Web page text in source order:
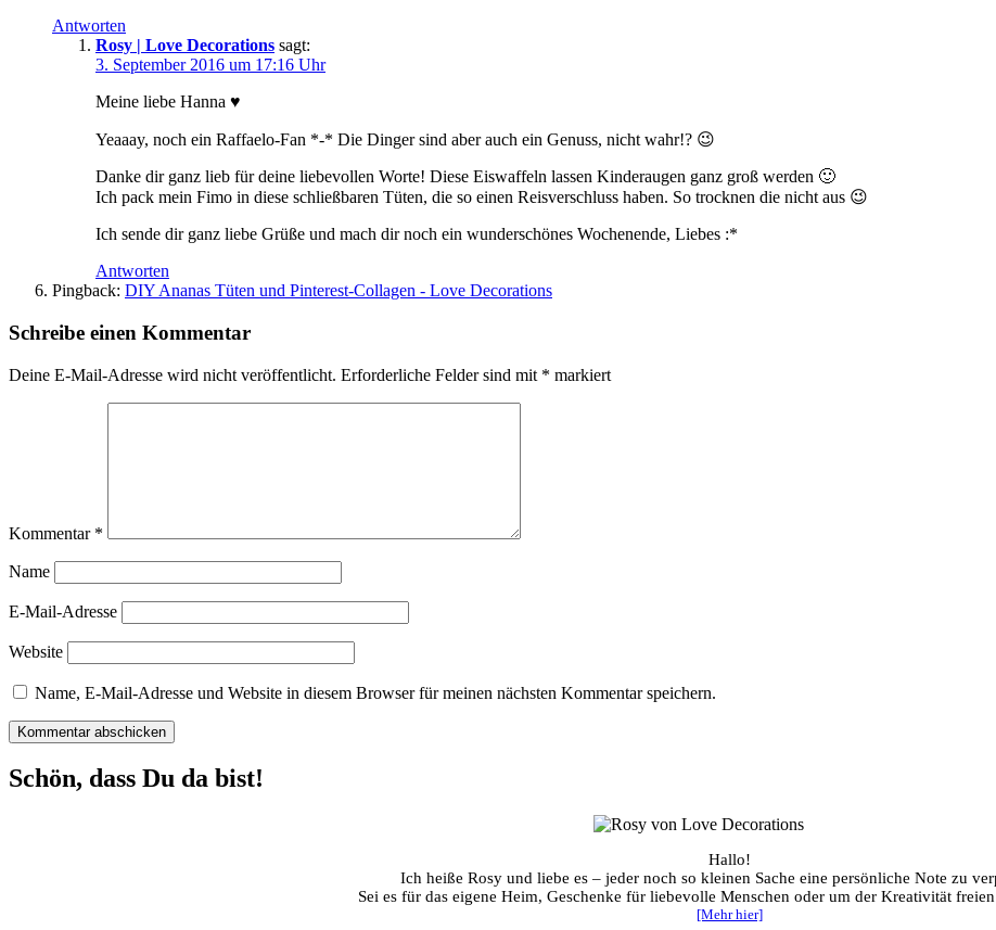
Antworten
Rosy | Love Decorations sagt:
3. September 2016 um 17:16 Uhr
Meine liebe Hanna ♥
Yeaaay, noch ein Raffaelo-Fan *-* Die Dinger sind aber auch ein Genuss, nicht wahr!? 😉
Danke dir ganz lieb für deine liebevollen Worte! Diese Eiswaffeln lassen Kinderaugen ganz groß werden 🙂
Ich pack mein Fimo in diese schließbaren Tüten, die so einen Reisverschluss haben. So trocknen die nicht aus 😉
Ich sende dir ganz liebe Grüße und mach dir noch ein wunderschönes Wochenende, Liebes :*
Antworten
Pingback: DIY Ananas Tüten und Pinterest-Collagen - Love Decorations
Schreibe einen Kommentar
Deine E-Mail-Adresse wird nicht veröffentlicht. Erforderliche Felder sind mit * markiert
Kommentar *
Name
E-Mail-Adresse
Website
Name, E-Mail-Adresse und Website in diesem Browser für meinen nächsten Kommentar speichern.
Schön, dass Du da bist!
Hallo!
Ich heiße Rosy und liebe es – jeder noch so kleinen Sache eine persönliche Note zu
Sei es für das eigene Heim, Geschenke für liebevolle Menschen oder um der Kreativität
[Mehr hier]